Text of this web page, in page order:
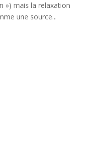
») mais la relaxation
une source...